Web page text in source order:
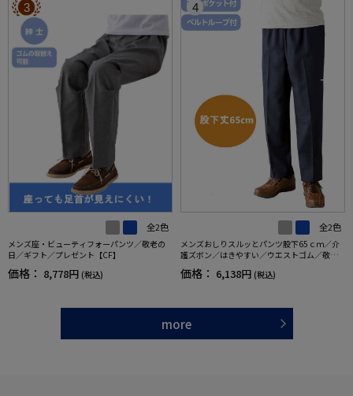
3
全2色
メンズ座・ビューティフォーパンツ／敬老の
日／ギフト／プレゼント【CF】
価格： 8,778円 (税込)
4
全2色
メンズおしりスルッとパンツ股下65ｃｍ／介
護ズボン／はきやすい／ウエストゴム／敬老
の日／ギフト／プレゼント【CF】
価格： 6,138円 (税込)
more